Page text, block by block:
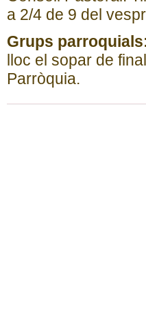
a 2/4 de 9 del
Grups
lloc el sopar de
Parròquia.